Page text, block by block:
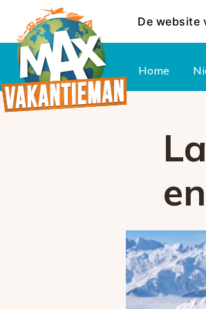
De website
Home